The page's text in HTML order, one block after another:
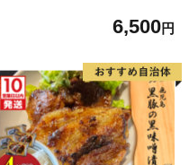
ラ 200ｇ×3パック 3～4人
6,500円